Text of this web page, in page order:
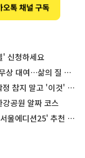
' 신청하세요
여…삶의 질 높인다
말고 '이것' 해보세요!
공원 알짜 코스
디션25' 추천 코스